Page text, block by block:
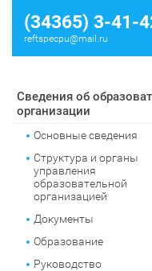
(34365) 3-41-
reftspecpu@mail.ru
Сведения об
организации
Основные сведения
Структура и органы
управления
образовательной
организацией
Документы
Образование
Руководство